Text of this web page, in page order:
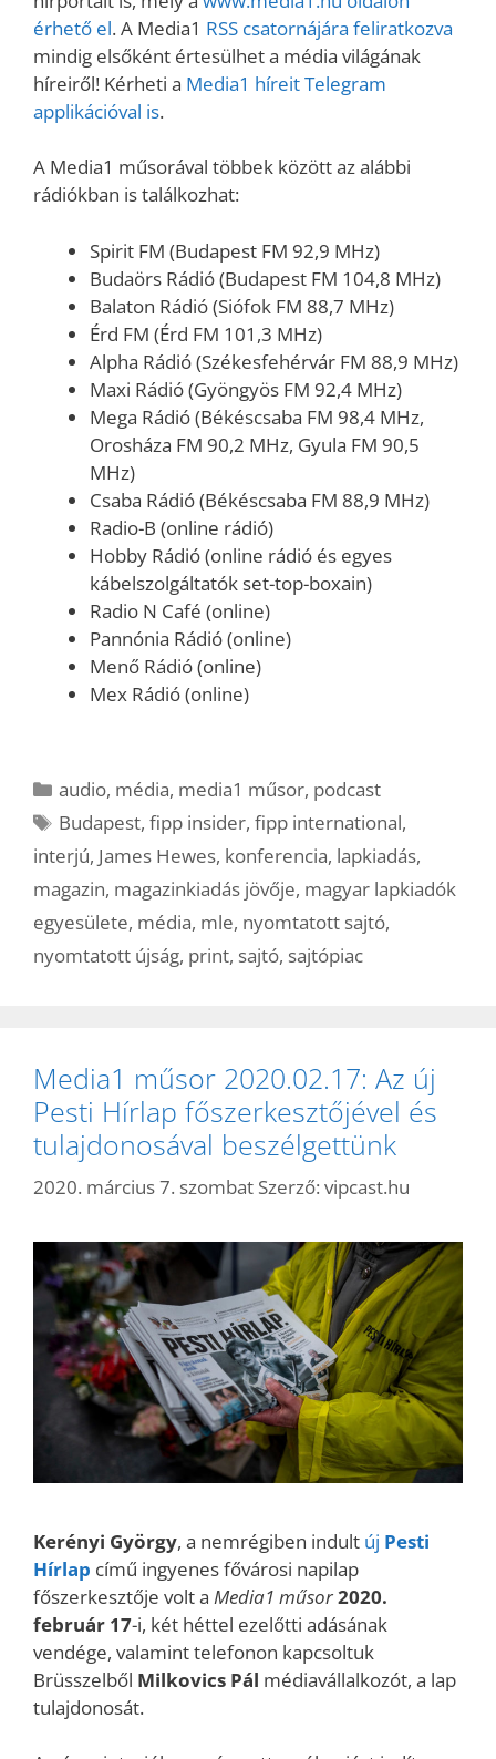
érhető el. A Media1 RSS csatornájára feliratkozva
mindig elsőként értesülhet a média világának
híreiről! Kérheti a Media1 híreit Telegram
applikációval is.
A Media1 műsorával többek között az alábbi
rádiókban is találkozhat:
Spirit FM (Budapest FM 92,9 MHz)
Budaörs Rádió (Budapest FM 104,8 MHz)
Balaton Rádió (Siófok FM 88,7 MHz)
Érd FM (Érd FM 101,3 MHz)
Alpha Rádió (Székesfehérvár FM 88,9 MHz)
Maxi Rádió (Gyöngyös FM 92,4 MHz)
Mega Rádió (Békéscsaba FM 98,4 MHz,
Orosháza FM 90,2 MHz, Gyula FM 90,5
MHz)
Csaba Rádió (Békéscsaba FM 88,9 MHz)
Radio-B (online rádió)
Hobby Rádió (online rádió és egyes
kábelszolgáltatók set-top-boxain)
Radio N Café (online)
Pannónia Rádió (online)
Menő Rádió (online)
Mex Rádió (online)
Kategória
audio, média, media1 műsor, podcast
Címkék
Budapest,fipp insider,fipp international,
interjú, James Hewes, konferencia, lapkiadás,
magazin, magazinkiadás jövője, magyar lapkiadók
egyesülete, média, mle, nyomtatott sajtó,
nyomtatott újság, print, sajtó, sajtópiac
Media1 műsor 2020.02.17: Az új
Pesti Hírlap főszerkesztőjével és
tulajdonosával beszélgettünk
2020. március 7. szombat Szerző: vipcast.hu
Kerényi György, a nemrégiben indult új Pesti
Hírlap című ingyenes fővárosi napilap
főszerkesztője volt a Media1 műsor2020.
február 17-i, két héttel ezelőtti adásának
vendége, valamint telefonon kapcsoltuk
Brüsszelből Milkovics Pál médiavállalkozót, a lap
tulajdonosát.